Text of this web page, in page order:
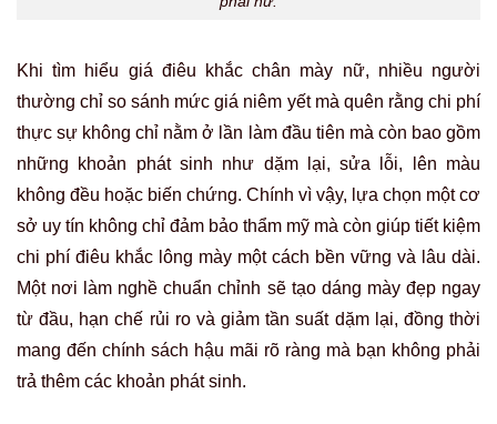
Khi tìm hiểu giá điêu khắc chân mày nữ, nhiều người
thường chỉ so sánh mức giá niêm yết mà quên rằng chi phí
thực sự không chỉ nằm ở lần làm đầu tiên mà còn bao gồm
những khoản phát sinh như dặm lại, sửa lỗi, lên màu
không đều hoặc biến chứng. Chính vì vậy, lựa chọn một cơ
sở uy tín không chỉ đảm bảo thẩm mỹ mà còn giúp tiết kiệm
chi phí điêu khắc lông mày một cách bền vững và lâu dài.
Một nơi làm nghề chuẩn chỉnh sẽ tạo dáng mày đẹp ngay
từ đầu, hạn chế rủi ro và giảm tần suất dặm lại, đồng thời
mang đến chính sách hậu mãi rõ ràng mà bạn không phải
trả thêm các khoản phát sinh.